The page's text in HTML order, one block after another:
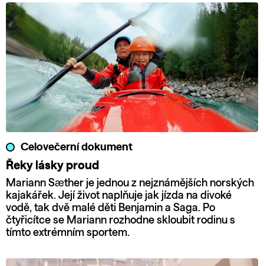
Celovečerní dokument
Řeky lásky proud
Mariann Sæther je jednou z nejznámějších norských
kajakářek. Její život naplňuje jak jízda na divoké
vodě, tak dvě malé děti Benjamin a Saga. Po
čtyřicítce se Mariann rozhodne skloubit rodinu s
tímto extrémním sportem.